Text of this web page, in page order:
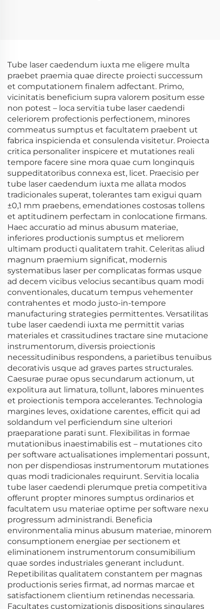
Tube laser caedendum iuxta me eligere multa
praebet praemia quae directe proiecti successum
et computationem finalem adfectant. Primo,
vicinitatis beneficium supra valorem positum esse
non potest – loca servitia tube laser caedendi
celeriorem profectionis perfectionem, minores
commeatus sumptus et facultatem praebent ut
fabrica inspicienda et consulenda visitetur. Proiecta
critica personaliter inspicere et mutationes reali
tempore facere sine mora quae cum longinquis
suppeditatoribus connexa est, licet. Praecisio per
tube laser caedendum iuxta me allata modos
tradicionales superat, tolerantes tam exigui quam
±0,1 mm praebens, emendationes costosas tollens
et aptitudinem perfectam in conlocatione firmans.
Haec accuratio ad minus abusum materiae,
inferiores productionis sumptus et meliorem
ultimam producti qualitatem trahit. Celeritas aliud
magnum praemium significat, modernis
systematibus laser per complicatas formas usque
ad decem vicibus velocius secantibus quam modi
conventionales, ducatum tempus vehementer
contrahentes et modo justo-in-tempore
manufacturing strategies permittentes. Versatilitas
tube laser caedendi iuxta me permittit varias
materiales et crassitudines tractare sine mutacione
instrumentorum, diversis proiectionis
necessitudinibus respondens, a parietibus tenuibus
decorativis usque ad graves partes structurales.
Caesurae purae opus secundarum actionum, ut
expolitura aut limatura, tollunt, labores minuentes
et proiectionis tempora accelerantes. Technologia
margines leves, oxidatione carentes, efficit qui ad
soldandum vel perficiendum sine ulteriori
praeparatione parati sunt. Flexibilitas in formae
mutationibus inaestimabilis est – mutationes cito
per software actualisationes implementari possunt,
non per dispendiosas instrumentorum mutationes
quas modi tradicionales requirunt. Servitia localia
tube laser caedendi plerumque pretia competitiva
offerunt propter minores sumptus ordinarios et
facultatem usu materiae optime per software nexu
progressum administrandi. Beneficia
environmentalia minus abusum materiae, minorem
consumptionem energiae per sectionem et
eliminationem instrumentorum consumibilium
quae sordes industriales generant includunt.
Repetibilitas qualitatem constantem per magnas
productionis series firmat, ad normas marcae et
satisfactionem clientium retinendas necessaria.
Facultates customizationis dispositions singulares